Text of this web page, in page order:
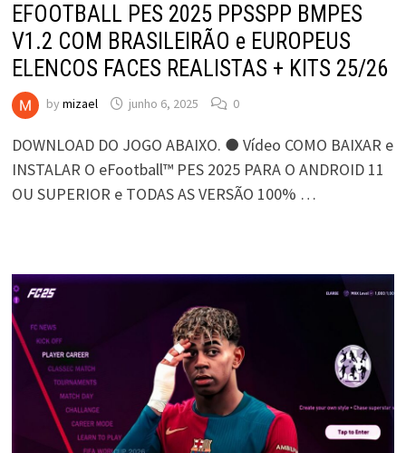
EFOOTBALL PES 2025 PPSSPP BMPES
V1.2 COM BRASILEIRÃO e EUROPEUS
ELENCOS FACES REALISTAS + KITS 25/26
by mizael junho 6, 2025 0
DOWNLOAD DO JOGO ABAIXO. ● Vídeo COMO BAIXAR e
INSTALAR O eFootball™ PES 2025 PARA O ANDROID 11
OU SUPERIOR e TODAS AS VERSÃO 100% …